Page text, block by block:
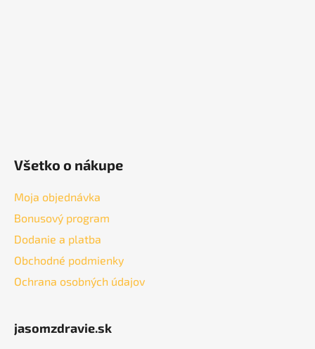
Všetko o nákupe
Moja objednávka
Bonusový program
Dodanie a platba
Obchodné podmienky
Ochrana osobných údajov
jasomzdravie.sk